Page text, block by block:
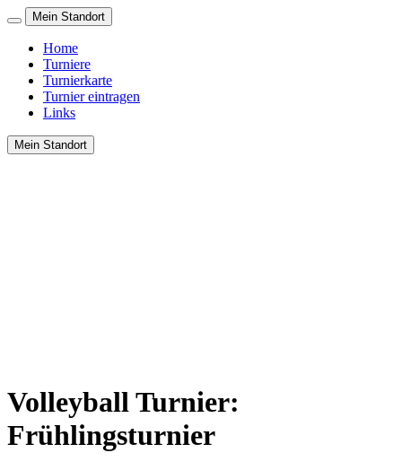
Mein Standort
Home
Turniere
Turnierkarte
Turnier eintragen
Links
Mein Standort
Volleyball Turnier:
Frühlingsturnier